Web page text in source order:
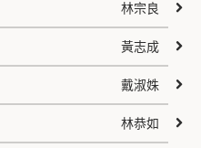
林宗良
黃志成
戴淑姝
林恭如